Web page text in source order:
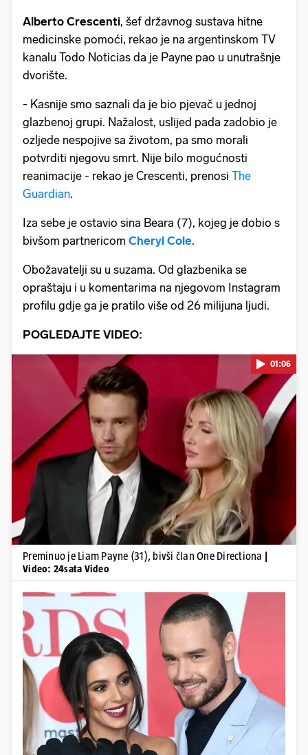
Alberto Crescenti, šef državnog sustava hitne
medicinske pomoći, rekao je na argentinskom TV
kanalu Todo Noticias da je Payne pao u unutrašnje
dvorište.
- Kasnije smo saznali da je bio pjevač u jednoj
glazbenoj grupi. Nažalost, uslijed pada zadobio je
ozljede nespojive sa životom, pa smo morali
potvrditi njegovu smrt. Nije bilo mogućnosti
reanimacije - rekao je Crescenti, prenosi The
Guardian.
Iza sebe je ostavio sina Beara (7), kojeg je dobio s
bivšom partnericom Cheryl Cole.
Obožavatelji su u suzama. Od glazbenika se
opraštaju i u komentarima na njegovom Instagram
profilu gdje ga je pratilo više od 26 milijuna ljudi.
POGLEDAJTE VIDEO:
Pokretanje videa...
01:06
Preminuo je Liam Payne (31), bivši član One Directiona
Video: 24sata Video